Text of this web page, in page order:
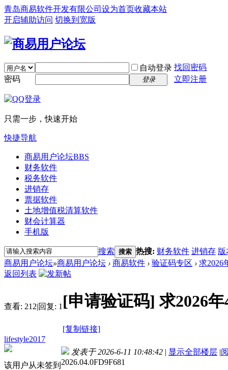
青岛商易软件开发有限公司 设为首页收藏本站
开启辅助访问 切换到宽版
自动登录 找回密码
密码
登录 立即注册
只需一步，快速开始
快捷导航
商易用户论坛BBS
财务软件
税务软件
进销存
票据软件
土地增值税清算软件
财会计算器
手机版
搜索 搜索 热搜: 财务软件 进销存 版
商易用户论坛»商易用户论坛 › 商易软件 › 验证码专区 › 求2026
返回列表
查看: 212|回复: 1 [申请验证码]求2026
[复制链接]
lifestyle2017
该用户从未签到
发表于 2026-6-11 10:48:42 | 显示全部楼层 |
2026.04.0FD9F681